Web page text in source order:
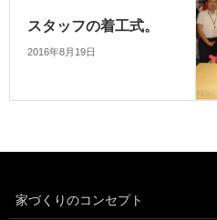
スタッフの着工式。
2016年8月19日
家づくりのコンセプト